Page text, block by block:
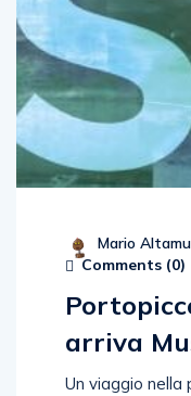
Mario
Comments (0)
arriva
Un viaggio nella